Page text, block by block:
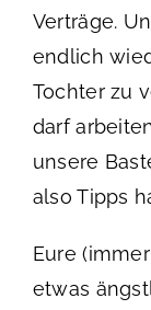
Verträge.
endlich
Tochter zu
darf
unsere
also Tipps
Eure
etwas